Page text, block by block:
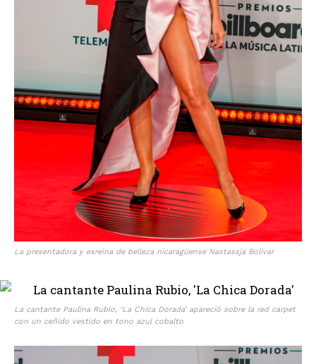
La presentadora y exreina de belleza nicaragüense Nastassja Bolívar
La cantante Paulina Rubio, ‘La Chica Dorada’ apareció sobre la red carpet
con un ceñido vestido en tono azul cobalto